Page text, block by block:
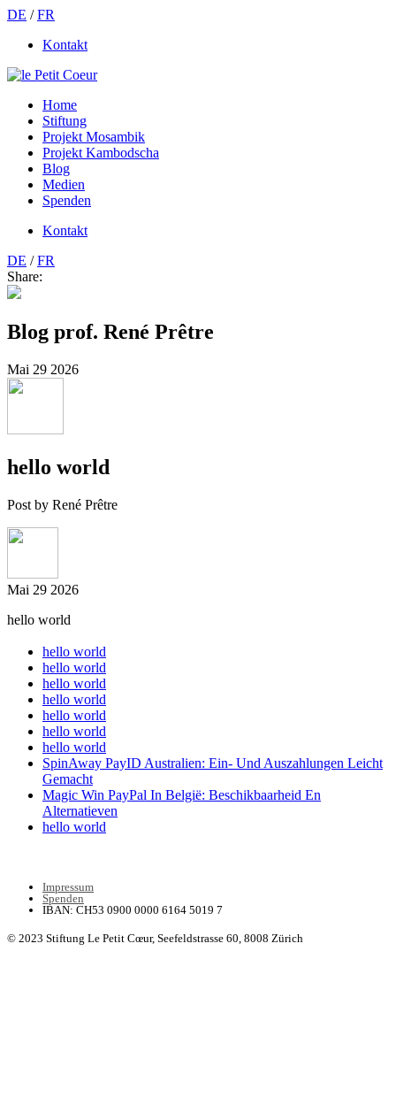
DE /FR
Kontakt
Home
Stiftung
Projekt Mosambik
Projekt Kambodscha
Blog
Medien
Spenden
Kontakt
DE /FR
Share:
Blog prof. René Prêtre
Mai 29 2026
hello world
Post by René Prêtre
Mai 29 2026
hello world
hello world
hello world
hello world
hello world
hello world
hello world
hello world
SpinAway PayID Australien: Ein- Und Auszahlungen Leicht
Gemacht
Magic Win PayPal In België: Beschikbaarheid En
Alternatieven
hello world
Impressum
Spenden
IBAN: CH53 0900 0000 6164 5019 7
© 2023 Stiftung Le Petit Cœur, Seefeldstrasse 60, 8008 Zürich